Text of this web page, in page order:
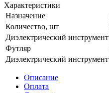
Характеристики
Назначение
Количество, шт
Диэлектрический инструмент
Футляр
Диэлектрический инструмент
Описание
Оплата